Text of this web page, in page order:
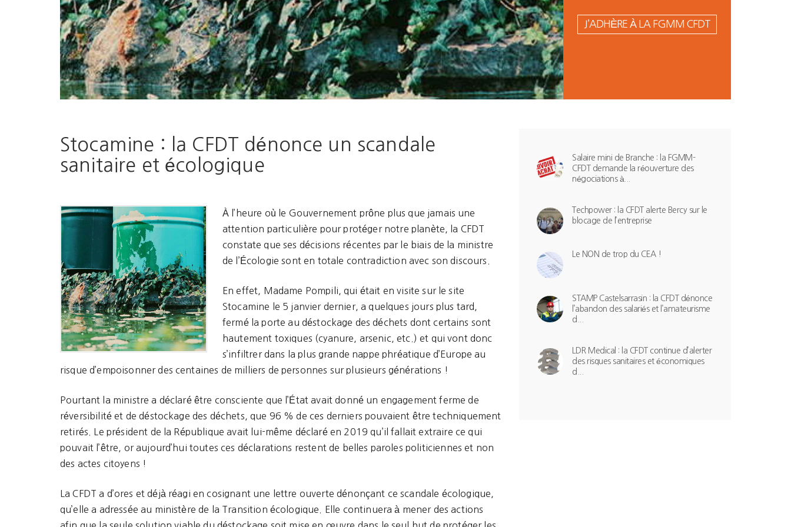
J’ADHÈRE À LA FGMM CFDT
Stocamine : la CFDT dénonce un scandale
sanitaire et écologique
À l’heure où le Gouvernement prône plus que jamais une
attention particulière pour protéger notre planète, la CFDT
constate que ses décisions récentes par le biais de la ministre
de l’Écologie sont en totale contradiction avec son discours.
En effet, Madame Pompili, qui était en visite sur le site
Stocamine le 5 janvier dernier, a quelques jours plus tard,
fermé la porte au déstockage des déchets dont certains sont
hautement toxiques (cyanure, arsenic, etc.) et qui vont donc
s’infiltrer dans la plus grande nappe phréatique d’Europe au
risque d’empoisonner des centaines de milliers de personnes sur plusieurs générations !
Pourtant la ministre a déclaré être consciente que l’État avait donné un engagement ferme de
réversibilité et de déstockage des déchets, que 96 % de ces derniers pouvaient être techniquement
retirés. Le président de la République avait lui-même déclaré en 2019 qu’il fallait extraire ce qui
pouvait l’être, or aujourd’hui toutes ces déclarations restent de belles paroles politiciennes et non
des actes citoyens !
La CFDT a d’ores et déjà réagi en cosignant une lettre ouverte dénonçant ce scandale écologique,
qu’elle a adressée au ministère de la Transition écologique. Elle continuera à mener des actions
Salaire mini de Branche : la FGMM-
CFDT demande la réouverture des
négociations à...
Techpower : la CFDT alerte Bercy sur le
blocage de l’entreprise
Le NON de trop du CEA !
STAMP Castelsarrasin : la CFDT dénonce
l’abandon des salariés et l’amateurisme
d...
LDR Medical : la CFDT continue d’alerter
des risques sanitaires et économiques
d...